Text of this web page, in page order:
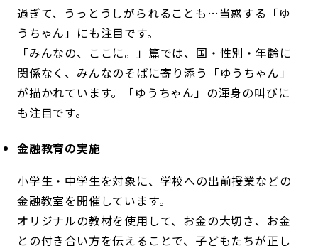
過ぎて、うっとうしがられることも…当惑する「ゆ
うちゃん」にも注目です。
「みんなの、ここに。」篇では、国・性別・年齢に
関係なく、みんなのそばに寄り添う「ゆうちゃん」
が描かれています。「ゆうちゃん」の渾身の叫びに
も注目です。
金融教育の実施
小学生・中学生を対象に、学校への出前授業などの
金融教室を開催しています。
オリジナルの教材を使用して、お金の大切さ、お金
との付き合い方を伝えることで、子どもたちが正し